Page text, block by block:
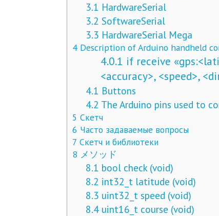
3.1 HardwareSerial
3.2 SoftwareSerial
3.3 HardwareSerial Mega
4 Description of Arduino handheld
4.0.1 if receive
<accuracy>, <speed>,
4.1 Buttons
4.2 The Arduino pins used to
5 Скетч
6 Часто задаваемые вопросы
7 Скетч и библиотеки
8 メソッド
8.1 bool check (void)
8.2 int32_t latitude (void)
8.3 uint32_t speed (void)
8.4 uint16_t course (void)